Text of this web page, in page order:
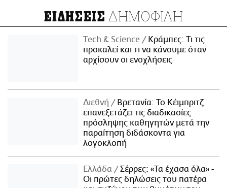
ΕΙΔΗΣΕΙΣ ΔΗΜΟΦΙΛΗ
Τech & Science
Κράμπες: Τι τις
προκαλεί και τι να κάνουμε όταν
αρχίσουν οι ενοχλήσεις
Διεθνή
Βρετανία: Το Κέιμπριτζ
επανεξετάζει τις διαδικασίες
πρόσληψης καθηγητών μετά την
παραίτηση διδάσκοντα για
λογοκλοπή
Ελλάδα
Σέρρες: «Τα έχασα όλα» -
Οι πρώτες δηλώσεις του πατέρα